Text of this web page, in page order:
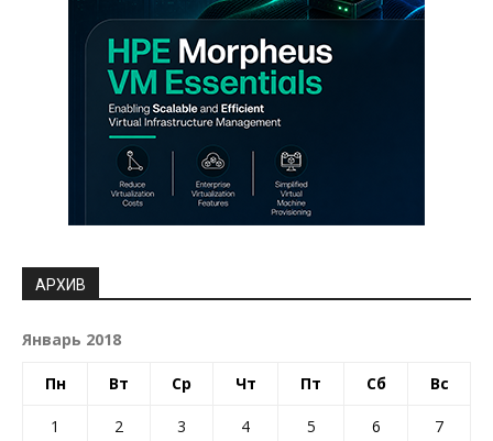
АРХИВ
Январь 2018
Пн Вт Ср Чт Пт Сб Вс
1 2 3 4 5 6
7